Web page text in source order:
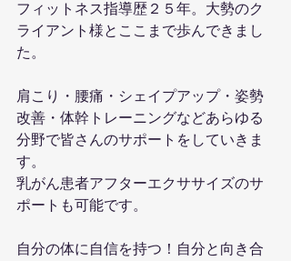
フィットネス指導歴２５年。大勢のク
ライアント様とここまで歩んできまし
た。
肩こり・腰痛・シェイプアップ・姿勢
改善・体幹トレーニングなどあらゆる
分野で皆さんのサポートをしていきま
す。
乳がん患者アフターエクササイズのサ
ポートも可能です。
自分の体に自信を持つ！自分と向き合